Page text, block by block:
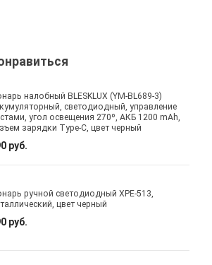
налобный BLESKLUX (YM-BL689-3)
светодиодный, управление
угол освещения 270º, АКБ 1200 mAh,
зарядки Type-C, цвет черный
руб.
ручной светодиодный XPE-513,
цвет черный
руб.